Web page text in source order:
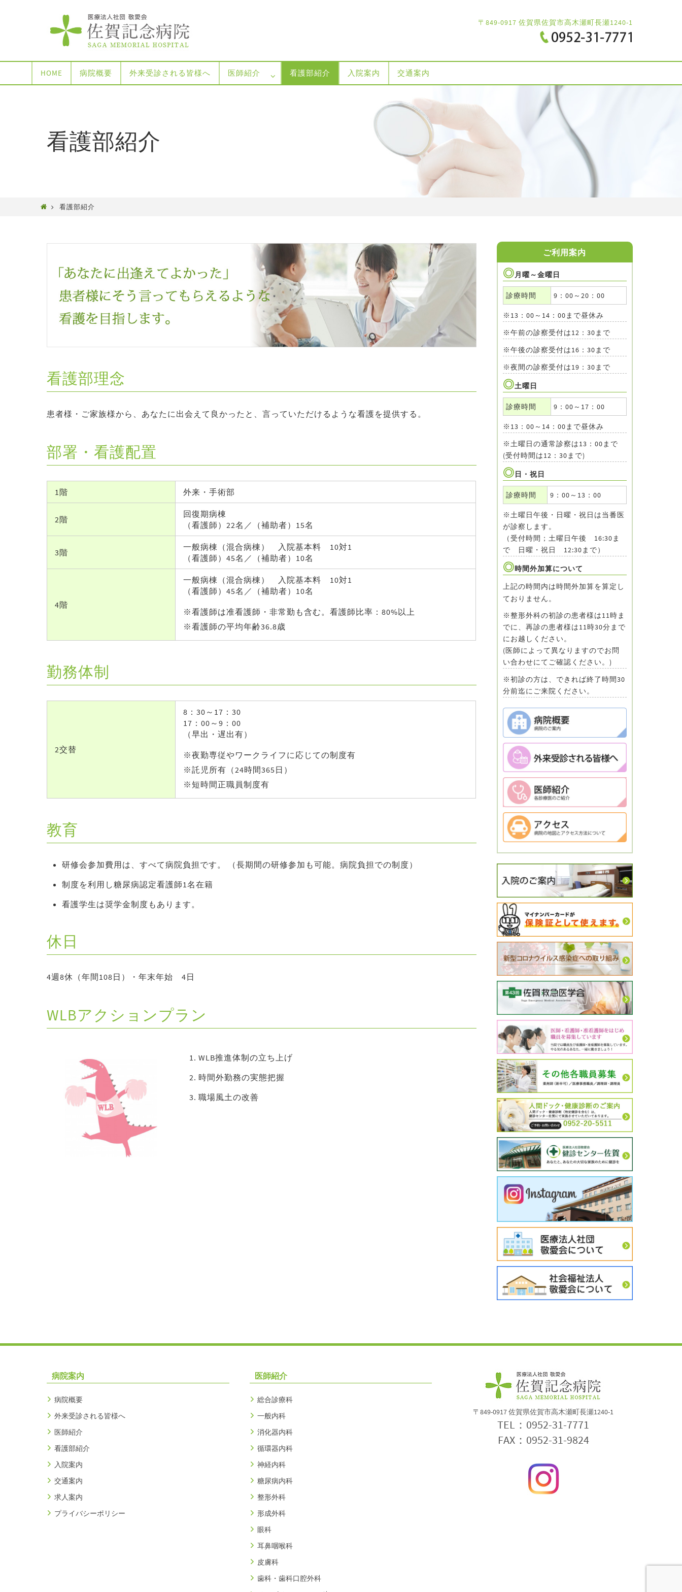
〒849-0917 佐賀県佐賀市高木瀬町長瀬1240-1
HOME 病院概要 外来受診される皆様へ 医師紹介 看護部紹介 入院案内 交通案内
看護部紹介
看護部紹介
看護部理念
患者様・ご家族様から、あなたに出会えて良かったと、言っていただけるような看護を提供する。
部署・看護配置
1階 外来・手術部
2階
回復期病棟
（看護師）22名／（補助者）15名
3階
一般病棟（混合病棟） 入院基本料 10対1
（看護師）45名／（補助者）10名
4階
一般病棟（混合病棟） 入院基本料 10対1
（看護師）45名／（補助者）10名
※看護師は准看護師・非常勤も含む。看護師比率：80%以上
※看護師の平均年齢36.8歳
勤務体制
2交替
8：30～17：30
17：00～9：00
（早出・遅出有）
※夜勤専従やワークライフに応じての制度有
※託児所有（24時間365日）
※短時間正職員制度有
教育
研修会参加費用は、すべて病院負担です。 （長期間の研修参加も可能。病院負担での制度）
制度を利用し糖尿病認定看護師1名在籍
看護学生は奨学金制度もあります。
休日
4週8休（年間108日）・年末年始 4日
WLBアクションプラン
WLB推進体制の立ち上げ
時間外勤務の実態把握
職場風土の改善
ご利用案内
月曜～金曜日
診療時間 9：00～20：00
※13：00～14：00まで昼休み
※午前の診察受付は12：30まで
※午後の診察受付は16：30まで
※夜間の診察受付は19：30まで
土曜日
診療時間 9：00～17：00
※13：00～14：00まで昼休み
※土曜日の通常診察は13：00まで
(受付時間は12：30まで)
日・祝日
診療時間 9：00～13：00
※土曜日午後・日曜・祝日は当番医
が診察します。
（受付時間；土曜日午後 16:30ま
で 日曜・祝日 12:30まで）
時間外加算について
上記の時間内は時間外加算を算定し
ておりません。
※整形外科の初診の患者様は11時ま
でに、再診の患者様は11時30分まで
にお越しください。
(医師によって異なりますのでお問
い合わせにてご確認ください。)
※初診の方は、できれば終了時間30
分前迄にご来院ください。
病院案内
病院概要
外来受診される皆様へ
医師紹介
看護部紹介
入院案内
交通案内
求人案内
プライバシーポリシー
医師紹介
総合診療科
一般内科
消化器内科
循環器内科
神経内科
糖尿病内科
整形外科
形成外科
眼科
耳鼻咽喉科
皮膚科
歯科・歯科口腔外科
〒849-0917 佐賀県佐賀市高木瀬町長瀬1240-1
TEL：0952-31-7771
FAX：0952-31-9824